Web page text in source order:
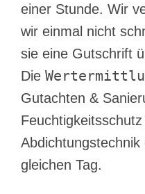
einer Stunde. Wir
wir einmal nicht
sie eine Gutschrift
Die
Gutachten &
Feuchtigkeitsschutz
gleichen Tag.